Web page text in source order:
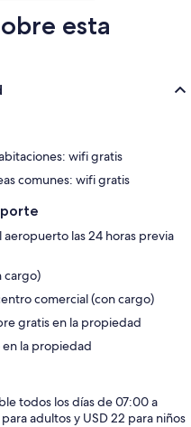
esta
wifi gratis
comunes: wifi gratis
aeropuerto las 24 horas previa
cargo)
comercial (con cargo)
gratis en la propiedad
la propiedad
todos los días de 07:00 a
adultos y USD 22 para niños